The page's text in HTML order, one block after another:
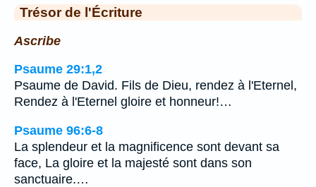
Trésor de l'Écriture
Ascribe
Psaume 29:1,2
Psaume de David. Fils de Dieu, rendez à l'Eternel,
Rendez à l'Eternel gloire et honneur!…
Psaume 96:6-8
La splendeur et la magnificence sont devant sa
face, La gloire et la majesté sont dans son
sanctuaire.…